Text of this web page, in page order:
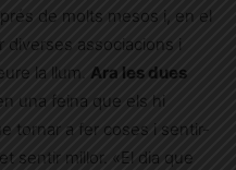
de molts mesos i, en el
diverses associacions i
la llum. Ara les dues
una feina que els hi
tornar a fer coses i sentir-
sentir millor. «El dia que